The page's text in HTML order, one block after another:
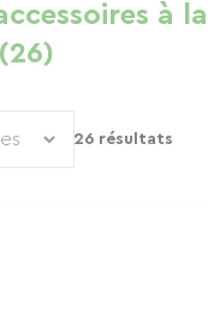
à la
26 résultats